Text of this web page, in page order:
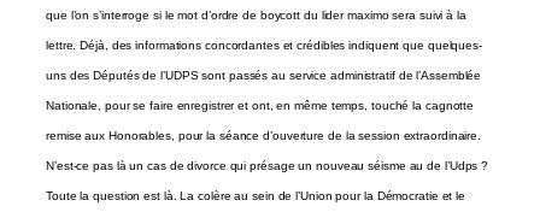
que l’on s’interroge si le mot d’ordre de boycott du lider maximo sera suivi à la
lettre. Déjà, des informations concordantes et crédibles indiquent que quelques-
uns des Députés de l’UDPS sont passés au service administratif de l’Assemblée
Nationale, pour se faire enregistrer et ont, en même temps, touché la cagnotte
remise aux Honorables, pour la séance d’ouverture de la session extraordinaire.
N’est-ce pas là un cas de divorce qui présage un nouveau séisme au de l’Udps ?
Toute la question est là. La colère au sein de l’Union pour la Démocratie et le